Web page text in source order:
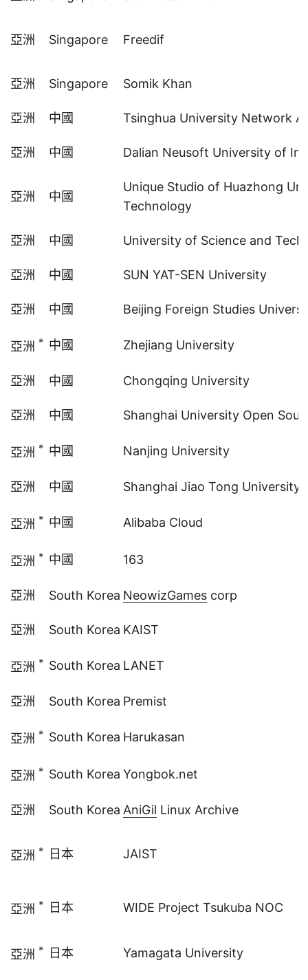
亞洲 Singapore Freedif
亞洲 Singapore Somik Khan
亞洲 中國 Tsinghua University Network
亞洲 中國 Dalian Neusoft University of
亞洲 中國
Unique Studio of Huazhong
Technology
亞洲 中國 University of Science and
亞洲 中國 SUN YAT-SEN University
亞洲 中國 Beijing Foreign Studies
亞洲 * 中國 Zhejiang University
亞洲 中國 Chongqing University
亞洲 中國 Shanghai University Open
亞洲 * 中國 Nanjing University
亞洲 中國 Shanghai Jiao Tong University
亞洲 * 中國 Alibaba Cloud
亞洲 * 中國 163
亞洲 South Korea NeowizGames corp
亞洲 South Korea KAIST
亞洲 * South Korea LANET
亞洲 South Korea Premist
亞洲 * South Korea Harukasan
亞洲 * South Korea Yongbok.net
亞洲 South Korea AniGil Linux Archive
亞洲 * 日本 JAIST
亞洲 * 日本 WIDE Project Tsukuba NOC
亞洲 * 日本 Yamagata University